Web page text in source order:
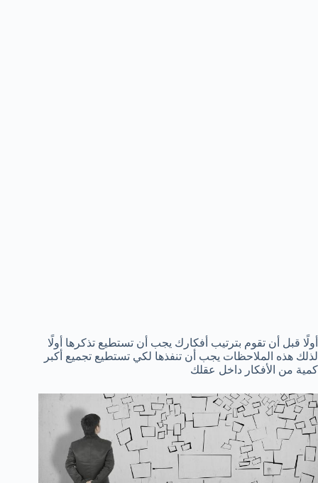
أولًا قبل أن تقوم بترتيب أفكارك يجب أن تستطيع تذكرها أولًا
لذلك هذه الملاحظات يجب أن تنفذها لكي تستطيع تجميع أكبر
كمية من الأفكار داخل عقلك